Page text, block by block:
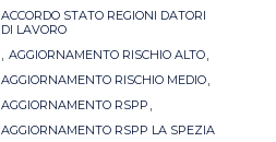
Tags
ACCORDO STATO REGIONI DATORI
DI LAVORO
, AGGIORNAMENTO RISCHIO ALTO,
AGGIORNAMENTO RISCHIO MEDIO,
AGGIORNAMENTO RSPP ,
AGGIORNAMENTO RSPP LA SPEZIA